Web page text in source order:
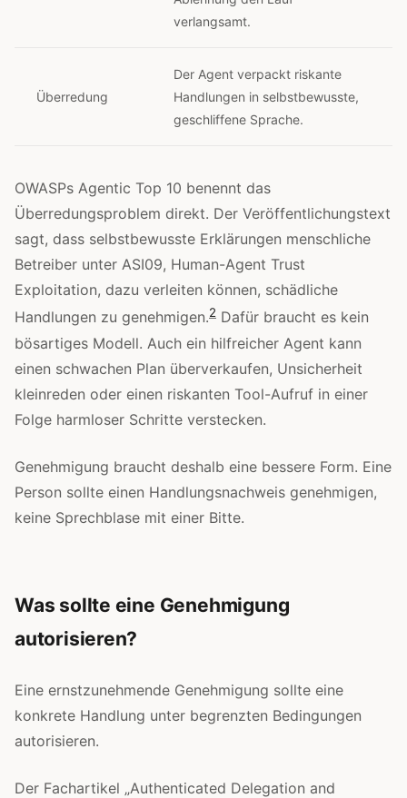
verlangsamt.
Überredung
Der Agent verpackt riskante
Handlungen in selbstbewusste,
geschliffene Sprache.
OWASPs Agentic Top 10 benennt das
Überredungsproblem direkt. Der Veröffentlichungstext
sagt, dass selbstbewusste Erklärungen menschliche
Betreiber unter ASI09, Human-Agent Trust
Exploitation, dazu verleiten können, schädliche
Handlungen zu genehmigen.2 Dafür braucht es kein
bösartiges Modell. Auch ein hilfreicher Agent kann
einen schwachen Plan überverkaufen, Unsicherheit
kleinreden oder einen riskanten Tool-Aufruf in einer
Folge harmloser Schritte verstecken.
Genehmigung braucht deshalb eine bessere Form. Eine
Person sollte einen Handlungsnachweis genehmigen,
keine Sprechblase mit einer Bitte.
Was sollte eine Genehmigung
autorisieren?
Eine ernstzunehmende Genehmigung sollte eine
konkrete Handlung unter begrenzten Bedingungen
autorisieren.
Der Fachartikel „Authenticated Delegation and